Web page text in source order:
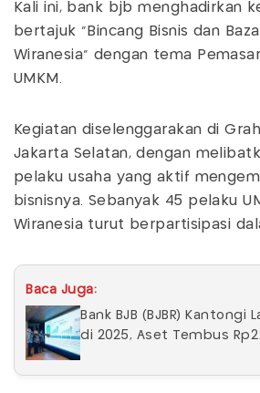
Kali ini, bank bjb menghadirkan
bertajuk “Bincang Bisnis dan
Wiranesia” dengan tema
UMKM.
Kegiatan diselenggarakan di
Jakarta Selatan, dengan
pelaku usaha yang aktif
bisnisnya. Sebanyak 45 pelaku
Wiranesia turut berpartisipasi
Baca Juga:
Bank BJB (BJBR) Kantongi
di 2025, Aset Tembus